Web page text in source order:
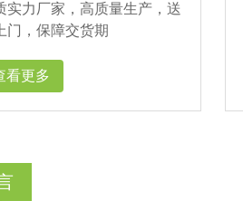
实力厂家，高质量生产，送
门，保障交货期
看更多